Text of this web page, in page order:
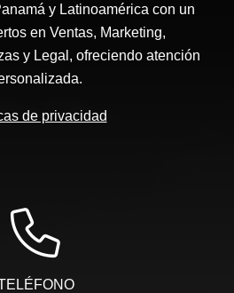
y Latinoamérica con un
en Ventas, Marketing,
y Legal, ofreciendo atención
de privacidad